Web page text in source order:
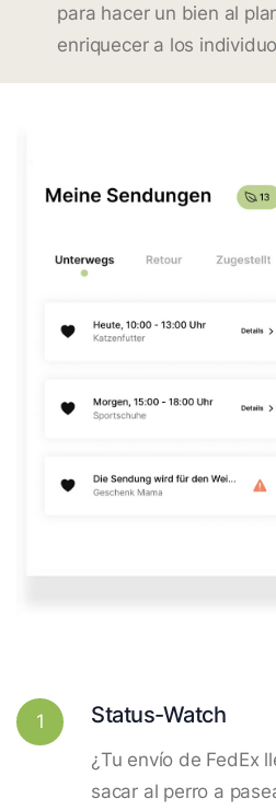
para hacer un bien al
enriquecer a los
1 Status-Watch
¿Tu envío de FedEx
sacar al perro a